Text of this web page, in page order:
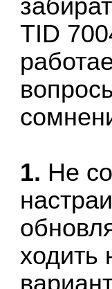
TID
1. Не
ходить